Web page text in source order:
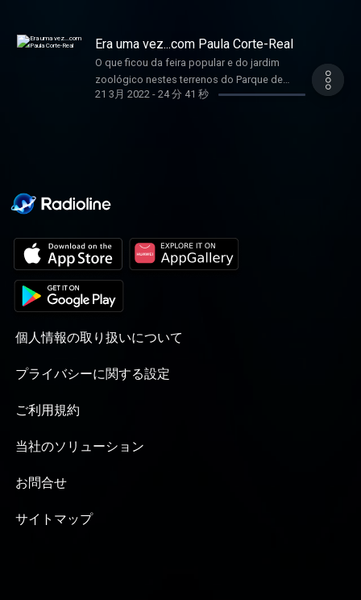
alguns, como Ricardo Neves-Neves,
fHJhk84AbvOTCJoOlzOd Hosted on Acast.
See acast.com/privacy for more information.
Era uma vez...com Paula Corte-Real
O que ficou da feira popular e do jardim
zoológico nestes terrenos do Parque de
Santa Gertrudes? As muitas histórias de um
21 3月 2022- 24 分 41 秒
個人情報の取り扱いについて
プライバシーに関する設定
ご利用規約
当社のソリューション
お問合せ
サイトマップ